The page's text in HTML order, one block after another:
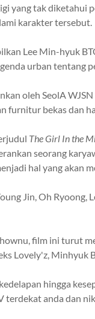
yang tak diketahui
karakter tersebut.
Lee Min-hyuk
urban tentang
oleh SeolA
furnitur bekas dan
The Girl In the
seorang
hal yang akan
Jin, Oh Ryoong,
film ini turut
Lovely'z, Minhyuk
hingga
terdekat anda dan